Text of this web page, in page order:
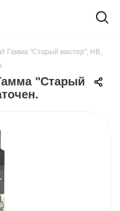
Гамма "Старый мастер", HB,
"Старый